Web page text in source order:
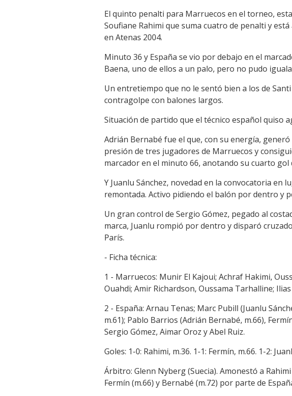
El quinto penalti para Marruecos en el torneo,
Soufiane Rahimi que suma cuatro de penalti y
en Atenas 2004.
Minuto 36 y España se vio por debajo en el
Baena, uno de ellos a un palo, pero no pudo
Un entretiempo que no le sentó bien a los de
contragolpe con balones largos.
Situación de partido que el técnico español quiso
Adrián Bernabé fue el que, con su energía,
presión de tres jugadores de Marruecos y
marcador en el minuto 66, anotando su cuarto gol
Y Juanlu Sánchez, novedad en la convocatoria en
remontada. Activo pidiendo el balón por dentro y
Un gran control de Sergio Gómez, pegado al
marca, Juanlu rompió por dentro y disparó
París.
- Ficha técnica:
1 - Marruecos: Munir El Kajoui; Achraf Hakimi,
Ouahdi; Amir Richardson, Oussama Tarhalline;
2 - España: Arnau Tenas; Marc Pubill (Juanlu
m.61); Pablo Barrios (Adrián Bernabé, m.66),
Sergio Gómez, Aimar Oroz y Abel Ruiz.
Goles: 1-0: Rahimi, m.36. 1-1: Fermín, m.66. 1-2:
Árbitro: Glenn Nyberg (Suecia). Amonestó a
Fermín (m.66) y Bernabé (m.72) por parte de